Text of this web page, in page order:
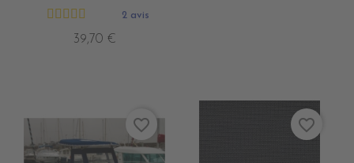
2 avis
39,70 €
favorite_border favorite_border